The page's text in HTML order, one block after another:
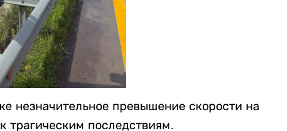
незначительное превышение скорости на
трагическим последствиям.